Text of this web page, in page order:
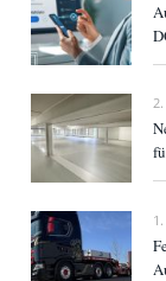
2.